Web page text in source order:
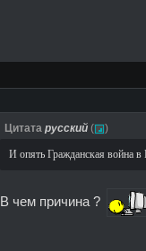
Цитата русский ( )
И опять Гражданская война
В чем причина ?